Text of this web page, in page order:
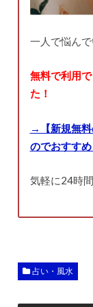
一人で悩ん
無料で利用
た！
→【新規無
のでおすす
気軽に24時
占い・風水